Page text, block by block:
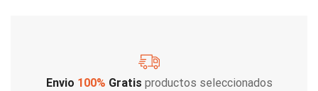
Envio 100% Gratis productos seleccionados